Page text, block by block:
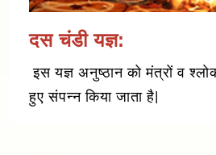
दस चंडी यज्ञ:
इस यज्ञ अनुष्ठान को मंत्रों व
हुए संपन्न किया जाता है|